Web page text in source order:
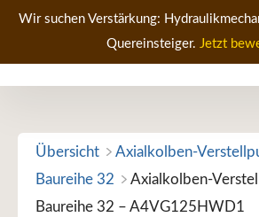
Zum
springen
Wir suchen Verstärkung:
Quereinsteiger. Jetzt
Übersicht
Axialkolben-
Baureihe 32
Axialkolben-
Baureihe 32 – A4VG125HWD1